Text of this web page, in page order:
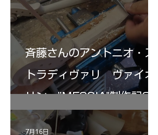
斉藤さんのアントニオ・ス
トラディヴァリ ヴァイオ
リン ”MESSIA"制作記32
7月16日